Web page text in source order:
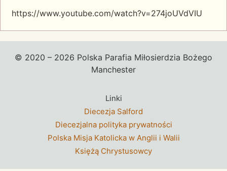
https://www.youtube.com/watch?v=274joUVdVIU
© 2020 – 2026 Polska Parafia Miłosierdzia Bożego
Manchester
Linki
Diecezja Salford
Diecezjalna polityka prywatności
Polska Misja Katolicka w Anglii i Walii
Księżą Chrystusowcy